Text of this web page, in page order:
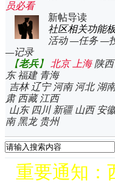
员必看
新帖导读
社区相关功能
活动—任务—
—记录
【老兵】 北京 上海 陕西
东 福建 青海
吉林 辽宁 河南 河北 湖
肃 西藏 江西
山东 四川 新疆 山西 安
南 黑龙 贵州
重要通知：